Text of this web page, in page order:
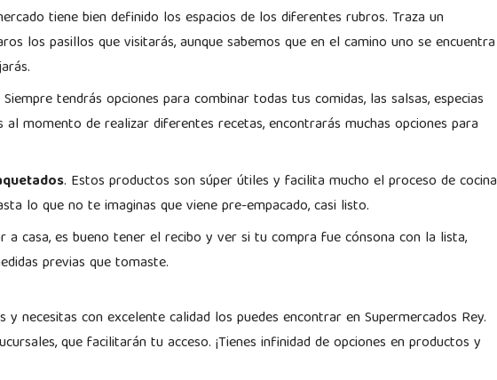
tiene bien definido los espacios de los diferentes rubros. Traza un
los pasillos que visitarás, aunque sabemos que en el camino uno se encuentra
Siempre tendrás opciones para combinar todas tus comidas, las salsas, especias
momento de realizar diferentes recetas, encontrarás muchas opciones para
. Estos productos son súper útiles y facilita mucho el proceso de cocina
lo que no te imaginas que viene pre-empacado, casi listo.
a casa, es bueno tener el recibo y ver si tu compra fue cónsona con la lista,
previas que tomaste.
necesitas con excelente calidad los puedes encontrar en Supermercados Rey.
que facilitarán tu acceso. ¡Tienes infinidad de opciones en productos y